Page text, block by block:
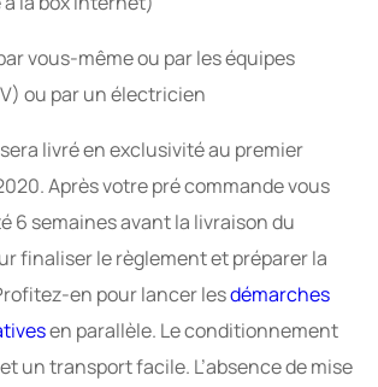
vous-même ou par les équipes
ou par un électricien
livré en exclusivité au premier
Après votre pré commande vous
6 semaines avant la livraison du
finaliser le règlement et préparer la
en pour lancer lesdémarches
en parallèle. Le conditionnement
un transport facile. L’absence de mise